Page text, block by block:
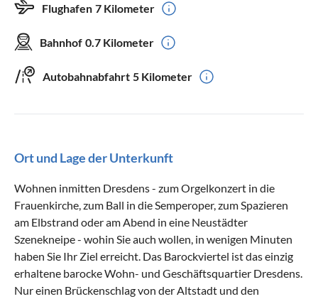
Flughafen 7 Kilometer
Bahnhof 0.7 Kilometer
Autobahnabfahrt 5 Kilometer
Ort und Lage der Unterkunft
Wohnen inmitten Dresdens - zum Orgelkonzert in die
Frauenkirche, zum Ball in die Semperoper, zum Spazieren
am Elbstrand oder am Abend in eine Neustädter
Szenekneipe - wohin Sie auch wollen, in wenigen Minuten
haben Sie Ihr Ziel erreicht. Das Barockviertel ist das einzig
erhaltene barocke Wohn- und Geschäftsquartier Dresdens.
Nur einen Brückenschlag von der Altstadt und den